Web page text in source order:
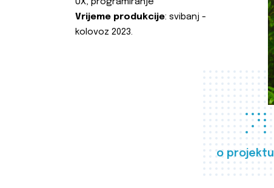
o projektu
Vrijeme produkcije: svibanj -
kolovoz 2023.